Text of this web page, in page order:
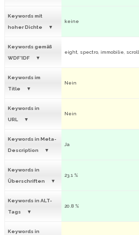
Keywords mit
hoher Dichte
keine
Keywords gemäß
WDF*IDF
eight, spectro, immobilie, scroll
Keywords im
Title
Nein
Keywords in
URL
Nein
Keywords in Meta-
Description
Ja
Keywords in
Überschriften
23.1 %
Keywords in ALT-
Tags
20.8 %
Keywords in